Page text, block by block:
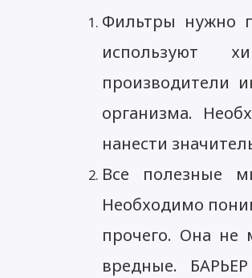
Фильтры нужно
используют
производители
организма.
нанести
Все полезные
Необходимо
прочего. Она не
вредные.